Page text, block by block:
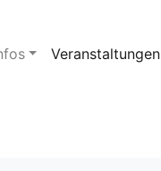
Veranstaltungen